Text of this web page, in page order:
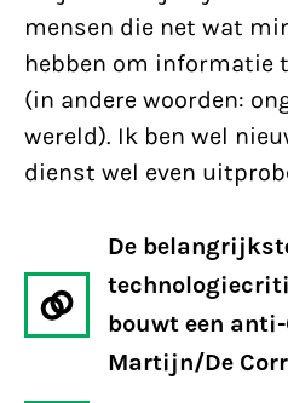
mensen die net wat
hebben om informatie
(in andere woorden:
wereld). Ik ben wel
dienst wel even
De
bouwt een
Martijn/De